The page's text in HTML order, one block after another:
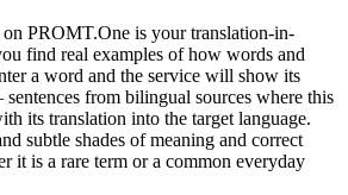
on PROMT.One is your translation-in-
find real examples of how words and
a word and the service will show its
from bilingual sources where this
its translation into the target language.
subtle shades of meaning and correct
it is a rare term or a common everyday